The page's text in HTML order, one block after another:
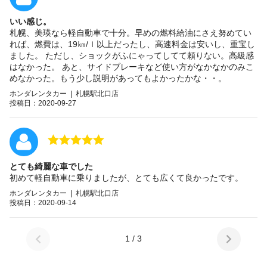
いい感じ。
札幌、美瑛なら軽自動車で十分。早めの燃料給油にさえ努めてい
れば、燃費は、19㎞/ｌ以上だったし、高速料金は安いし、重宝し
ました。 ただし、ショックがふにゃってしてて頼りない。高級感
はなかった。 あと、サイドブレーキなど使い方がなかなかのみこ
めなかった。もう少し説明があってもよかったかな・・。
ホンダレンタカー | 札幌駅北口店
投稿日：2020-09-27
とても綺麗な車でした
初めて軽自動車に乗りましたが、とても広くて良かったです。
ホンダレンタカー | 札幌駅北口店
投稿日：2020-09-14
1 / 3